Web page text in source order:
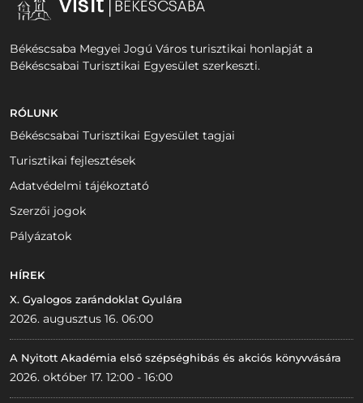
Békéscsaba Megyei Jogú Város turisztikai honlapját a
Békéscsabai Turisztikai Egyesület szerkeszti.
RÓLUNK
Békéscsabai Turisztikai Egyesület tagjai
Turisztikai fejlesztések
Adatvédelmi tájékoztató
Szerzői jogok
Pályázatok
HÍREK
X. Gyalogos zarándoklat Gyulára
2026. augusztus 16. 06:00
A Nyitott Akadémia első szépséghibás és akciós könyvvására
2026. október 17. 12:00 - 16:00